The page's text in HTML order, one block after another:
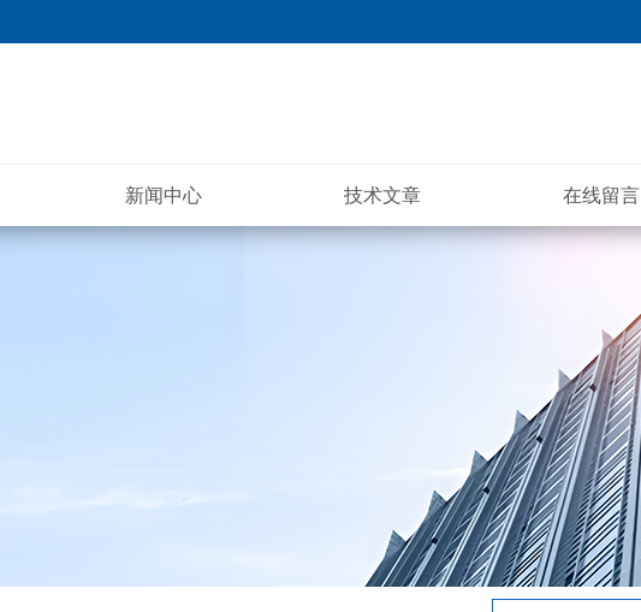
新闻中心 技术文章 在线留言